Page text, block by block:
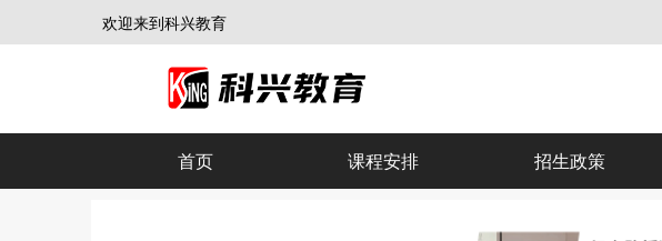
欢迎来到科兴教育
首页 课程安排 招生政策